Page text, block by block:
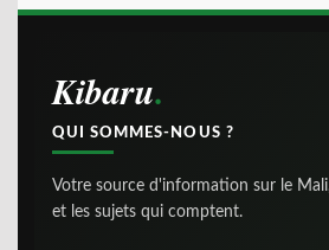
Kibaru
QUI SOMMES-NOUS ?
Votre source d'information sur le
et les sujets qui comptent.